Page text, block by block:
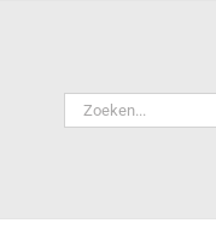
Zoeken
naar: